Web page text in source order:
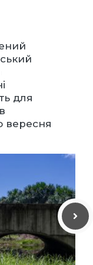
для
вересня